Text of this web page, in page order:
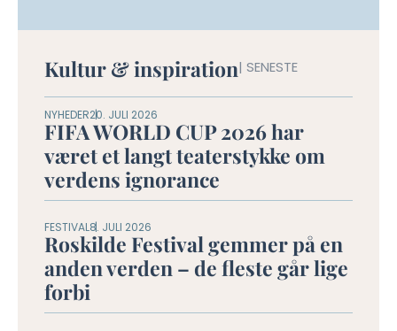
Kultur & inspiration| SENESTE
NYHEDER20. JULI 2026
FIFA WORLD CUP 2026 har
været et langt teaterstykke om
verdens ignorance
FESTIVAL8. JULI 2026
Roskilde Festival gemmer på en
anden verden – de fleste går lige
forbi